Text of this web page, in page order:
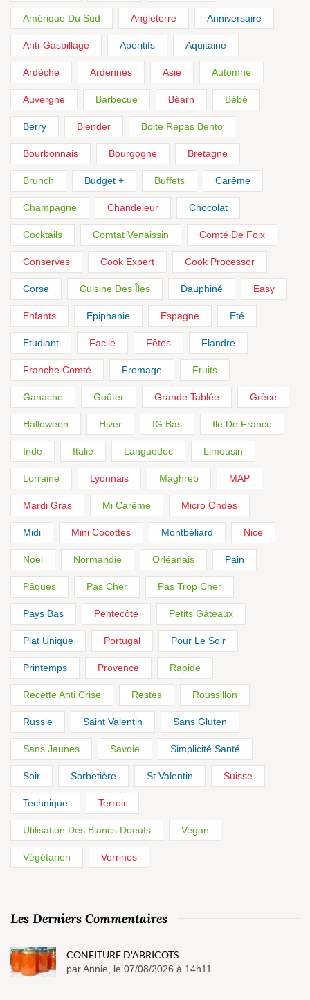
Amérique Du Sud Angleterre Anniversaire
Anti-Gaspillage Apéritifs Aquitaine
Ardèche Ardennes Asie Automne
Auvergne Barbecue Béarn Bébé
Berry Blender Boite Repas Bento
Bourbonnais Bourgogne Bretagne
Brunch Budget + Buffets Carême
Champagne Chandeleur Chocolat
Cocktails Comtat Venaissin Comté De Foix
Conserves Cook Expert Cook Processor
Corse Cuisine Des Îles Dauphiné Easy
Enfants Epiphanie Espagne Eté
Etudiant Facile Fêtes Flandre
Franche Comté Fromage Fruits
Ganache Goûter Grande Tablée Grèce
Halloween Hiver IG Bas Ile De France
Inde Italie Languedoc Limousin
Lorraine Lyonnais Maghreb MAP
Mardi Gras Mi Carême Micro Ondes
Midi Mini Cocottes Montbéliard Nice
Noël Normandie Orléanais Pain
Pâques Pas Cher Pas Trop Cher
Pays Bas Pentecôte Petits Gâteaux
Plat Unique Portugal Pour Le Soir
Printemps Provence Rapide
Recette Anti Crise Restes Roussillon
Russie Saint Valentin Sans Gluten
Sans Jaunes Savoie Simplicité Santé
Soir Sorbetière St Valentin Suisse
Technique Terroir
Utilisation Des Blancs Doeufs Vegan
Végétarien Verrines
Les Derniers Commentaires
CONFITURE D'ABRICOTS
par Annie, le 07/08/2026 à 14h11